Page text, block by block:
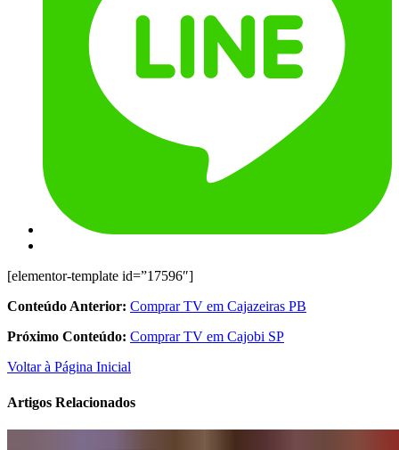
[elementor-template id=”17596″]
Conteúdo Anterior: Comprar TV em Cajazeiras PB
Próximo Conteúdo: Comprar TV em Cajobi SP
Voltar à Página Inicial
Artigos Relacionados